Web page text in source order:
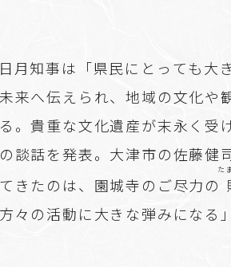
月知事は「県民にとっても大
来へ伝えられ、地域の文化や
。貴重な文化遺産が末永く受
談話を発表。大津市の佐藤健
きたのは、園城寺のご尽力の
た
々の活動に大きな弾みになる